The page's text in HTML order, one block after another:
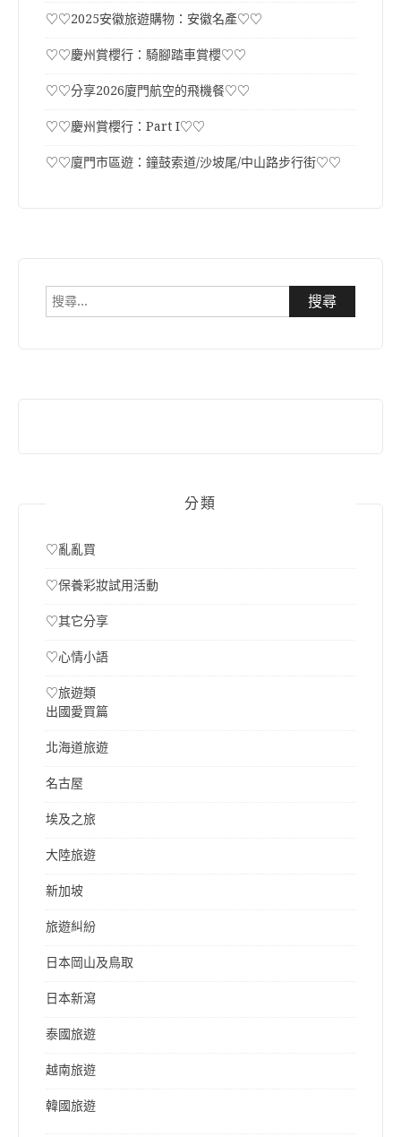
♡♡2025安徽旅遊購物：安徽名產♡♡
♡♡慶州賞櫻行：騎腳踏車賞櫻♡♡
♡♡分享2026廈門航空的飛機餐♡♡
♡♡慶州賞櫻行：Part I♡♡
♡♡廈門市區遊：鐘鼓索道/沙坡尾/中山路步行街♡♡
搜
分類
♡亂亂買
♡保養彩妝試用活動
♡其它分享
♡心情小語
♡旅遊類
出國愛買篇
北海道旅遊
名古屋
埃及之旅
大陸旅遊
新加坡
旅遊糾紛
日本岡山及鳥取
日本新瀉
泰國旅遊
越南旅遊
韓國旅遊